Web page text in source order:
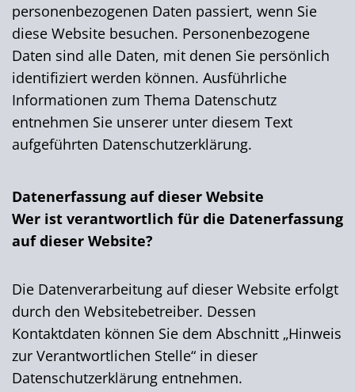
personenbezogenen Daten passiert, wenn Sie
diese Website besuchen. Personenbezogene
Daten sind alle Daten, mit denen Sie persönlich
identifiziert werden können. Ausführliche
Informationen zum Thema Datenschutz
entnehmen Sie unserer unter diesem Text
aufgeführten Datenschutzerklärung.
Datenerfassung auf dieser Website
Wer ist verantwortlich für die Datenerfassung
auf dieser Website?
Die Datenverarbeitung auf dieser Website erfolgt
durch den Websitebetreiber. Dessen
Kontaktdaten können Sie dem Abschnitt „Hinweis
zur Verantwortlichen Stelle“ in dieser
Datenschutzerklärung entnehmen.